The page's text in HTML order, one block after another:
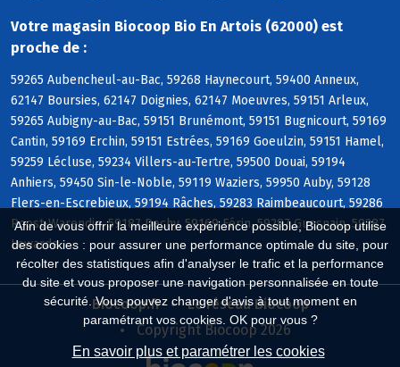
Afin de vous offrir la meilleure expérience possible, Biocoop utilise
des cookies : pour assurer une performance optimale du site, pour
récolter des statistiques afin d'analyser le trafic et la performance
du site et vous proposer une navigation personnalisée en toute
sécurité. Vous pouvez changer d'avis à tout moment en
paramétrant vos cookies. OK pour vous ?
En savoir plus et paramétrer les cookies
Votre magasin Biocoop Bio En Artois (62000) est
proche de :
59265 Aubencheul-au-Bac, 59268 Haynecourt, 59400 Anneux,
62147 Boursies, 62147 Doignies, 62147 Moeuvres, 59151 Arleux,
59265 Aubigny-au-Bac, 59151 Brunémont, 59151 Bugnicourt, 59169
Cantin, 59169 Erchin, 59151 Estrées, 59169 Goeulzin, 59151 Hamel,
59259 Lécluse, 59234 Villers-au-Tertre, 59500 Douai, 59194
Anhiers, 59450 Sin-le-Noble, 59119 Waziers, 59950 Auby, 59128
Flers-en-Escrebieux, 59194 Râches, 59283 Raimbeaucourt, 59286
Roost-Warendin, 59187 Dechy, 59169 Férin, 59287 Guesnain, 59287
Lewarde
Biocoop.fr
Le réseau Biocoop
Copyright Biocoop 2026